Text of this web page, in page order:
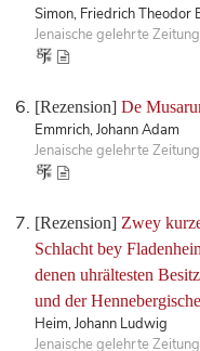
Simon, Friedrich Theodor
Jenaische gelehrte
[Rezension] De
Emmrich, Johann Adam
Jenaische gelehrte
[Rezension] Zwey
Schlacht bey
denen uhrältesten
und der
Heim, Johann Ludwig
Jenaische gelehrte